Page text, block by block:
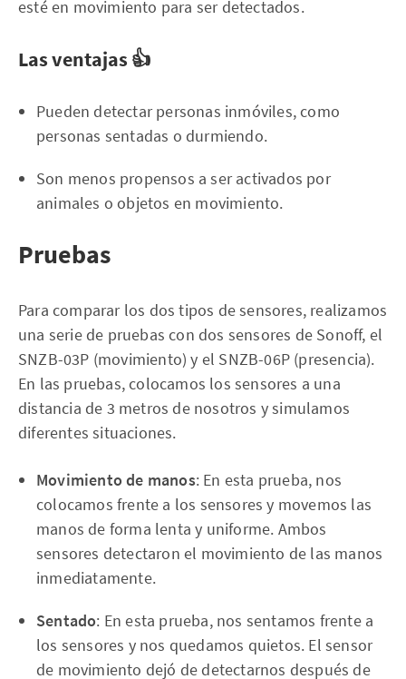
esté en movimiento para ser detectados.
Las ventajas 👍
Pueden detectar personas inmóviles, como
personas sentadas o durmiendo.
Son menos propensos a ser activados por
animales o objetos en movimiento.
Pruebas
Para comparar los dos tipos de sensores, realizamos
una serie de pruebas con dos sensores de Sonoff, el
SNZB-03P (movimiento) y el SNZB-06P (presencia).
En las pruebas, colocamos los sensores a una
distancia de 3 metros de nosotros y simulamos
diferentes situaciones.
Movimiento de manos: En esta prueba, nos
colocamos frente a los sensores y movemos las
manos de forma lenta y uniforme. Ambos
sensores detectaron el movimiento de las manos
inmediatamente.
Sentado: En esta prueba, nos sentamos frente a
los sensores y nos quedamos quietos. El sensor
de movimiento dejó de detectarnos después de